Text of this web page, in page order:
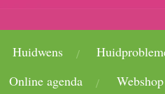
Huidwens
Online agenda
Webshop